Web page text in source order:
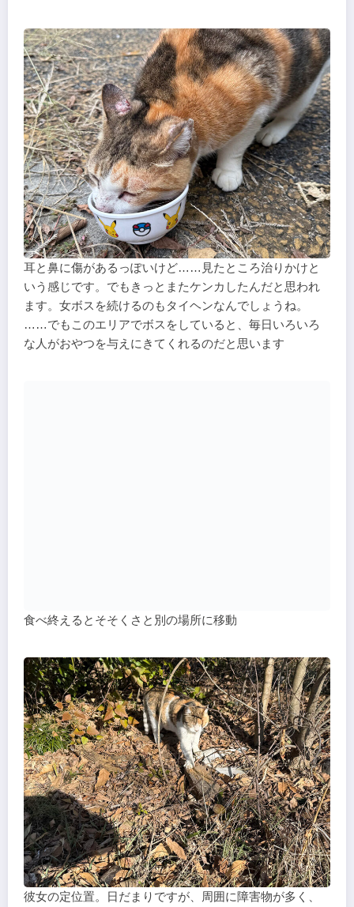
耳と鼻に傷があるっぽいけど……見たところ治りかけと
いう感じです。でもきっとまたケンカしたんだと思われ
ます。女ボスを続けるのもタイヘンなんでしょうね。
……でもこのエリアでボスをしていると、毎日いろいろ
な人がおやつを与えにきてくれるのだと思います
食べ終えるとそそくさと別の場所に移動
彼女の定位置。日だまりですが、周囲に障害物が多く、